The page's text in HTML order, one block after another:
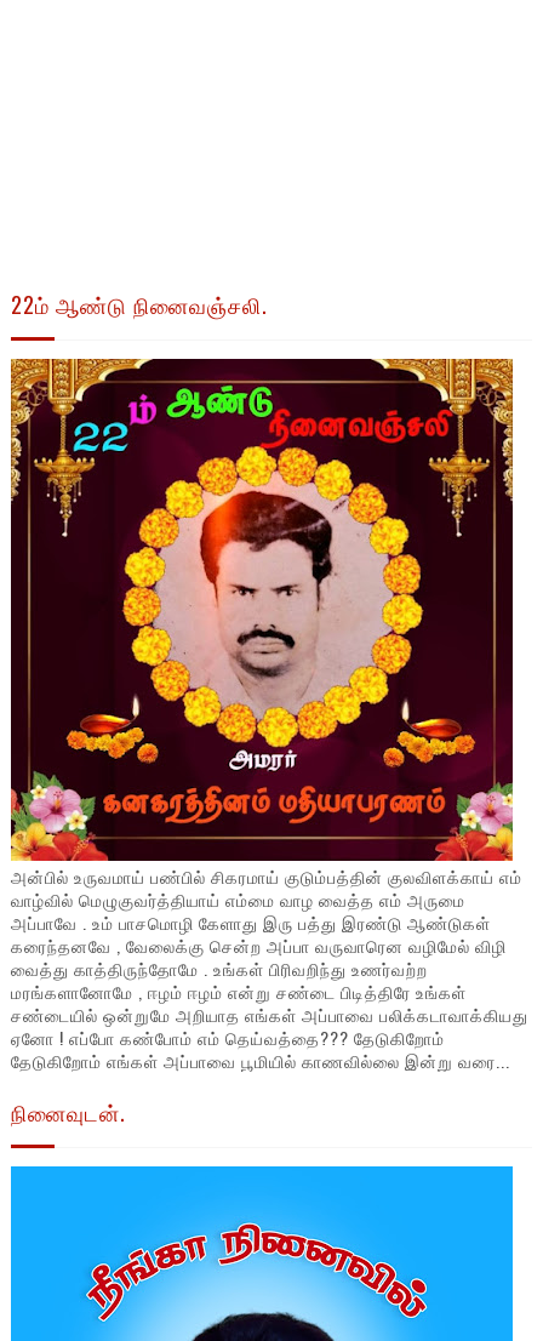
22ம் ஆண்டு நினைவஞ்சலி.
அன்பில் உருவமாய் பண்பில் சிகரமாய் குடும்பத்தின் குலவிளக்காய் எம்
வாழ்வில் மெழுகுவர்த்தியாய் எம்மை வாழ வைத்த எம் அருமை
அப்பாவே . உம் பாசமொழி கேளாது இரு பத்து இரண்டு ஆண்டுகள்
கரைந்தனவே , வேலைக்கு சென்ற அப்பா வருவாரென வழிமேல் விழி
வைத்து காத்திருந்தோமே . உங்கள் பிரிவறிந்து உணர்வற்ற
மரங்களானோமே , ஈழம் ஈழம் என்று சண்டை பிடித்திரே உங்கள்
சண்டையில் ஒன்றுமே அறியாத எங்கள் அப்பாவை பலிக்கடாவாக்கியது
ஏனோ ! எப்போ கண்போம் எம் தெய்வத்தை??? தேடுகிறோம்
தேடுகிறோம் எங்கள் அப்பாவை பூமியில் காணவில்லை இன்று வரை...
நினைவுடன்.